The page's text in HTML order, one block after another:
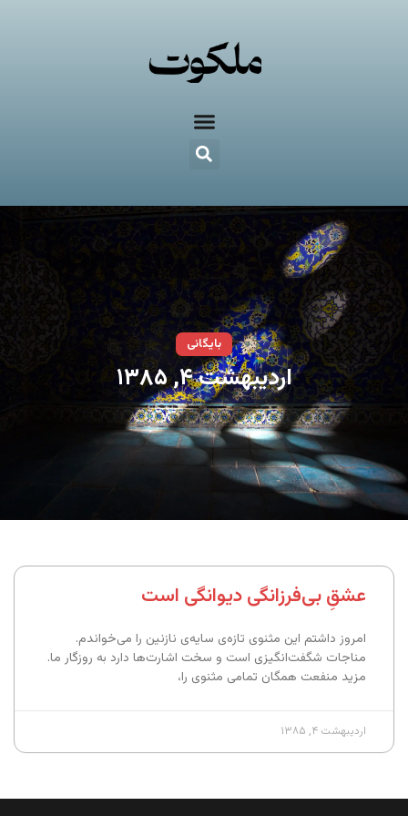
بایگانی
اردیبهشت ۴, ۱۳۸۵
عشقِ بی‌فرزانگی دیوانگی است
امروز داشتم این مثنوی تازه‌ی سایه‌ی نازنین را می‌خواندم.
مناجات شگفت‌انگیزی است و سخت اشارت‌ها دارد به روزگار ما.
مزید منفعت همگان تمامی مثنوی را،
اردیبهشت ۴, ۱۳۸۵